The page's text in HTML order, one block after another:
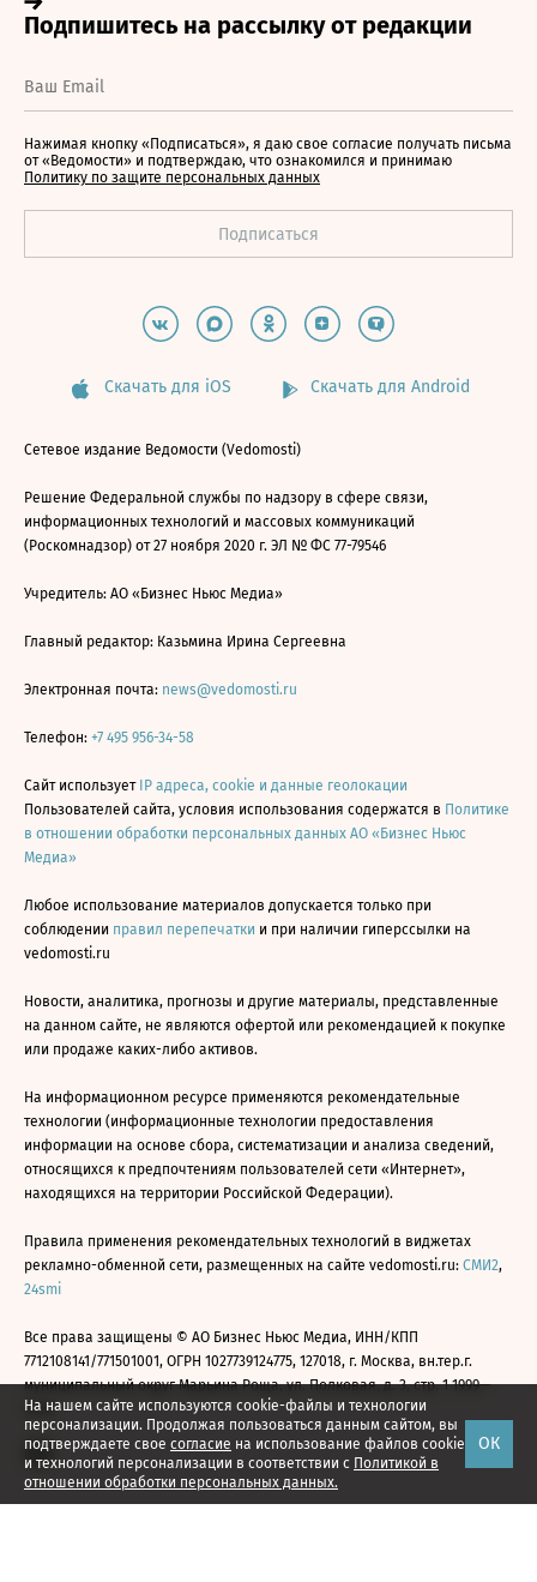
На нашем сайте используются cookie-файлы и технологии
персонализации. Продолжая пользоваться данным сайтом, вы
подтверждаете свое согласие на использование файлов cookie
и технологий персонализации в соответствии с Политикой в
отношении обработки персональных данных.
ОК
Нажимая кнопку «Подписаться», я даю свое согласие получать письма
от «Ведомости» и подтверждаю, что ознакомился и принимаю
Политику по защите персональных данных
Скачать для iOS Скачать для Android
Сетевое издание Ведомости (Vedomosti)
Решение Федеральной службы по надзору в сфере связи,
информационных технологий и массовых коммуникаций
(Роскомнадзор) от 27 ноября 2020 г. ЭЛ № ФС 77-79546
Учредитель: АО «Бизнес Ньюс Медиа»
Главный редактор: Казьмина Ирина Сергеевна
Электронная почта: news@vedomosti.ru
Телефон: +7 495 956-34-58
Сайт использует IP адреса, cookie и данные геолокации
Пользователей сайта, условия использования содержатся в Политике
в отношении обработки персональных данных АО «Бизнес Ньюс
Медиа»
Любое использование материалов допускается только при
соблюдении правил перепечатки и при наличии гиперссылки на
vedomosti.ru
Новости, аналитика, прогнозы и другие материалы, представленные
на данном сайте, не являются офертой или рекомендацией к покупке
или продаже каких-либо активов.
На информационном ресурсе применяются рекомендательные
технологии (информационные технологии предоставления
информации на основе сбора, систематизации и анализа сведений,
относящихся к предпочтениям пользователей сети «Интернет»,
находящихся на территории Российской Федерации).
Правила применения рекомендательных технологий в виджетах
рекламно-обменной сети, размещенных на сайте vedomosti.ru: СМИ2,
24smi
Все права защищены © АО Бизнес Ньюс Медиа, ИНН/КПП
7712108141/771501001, ОГРН 1027739124775, 127018, г. Москва, вн.тер.г.
муниципальный округ Марьина Роща, ул. Полковая, д. 3, стр. 1 1999—
2026